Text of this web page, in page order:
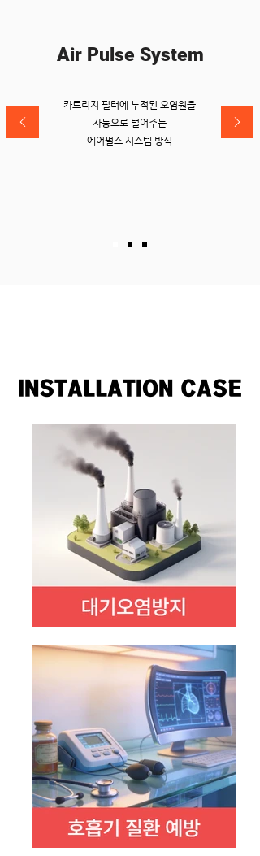
Air Pulse System
카트리지 필터에 누적된 오염원을
자동으로 털어주는
​에어펄스 시스템 방식
INSTALLATION CASE